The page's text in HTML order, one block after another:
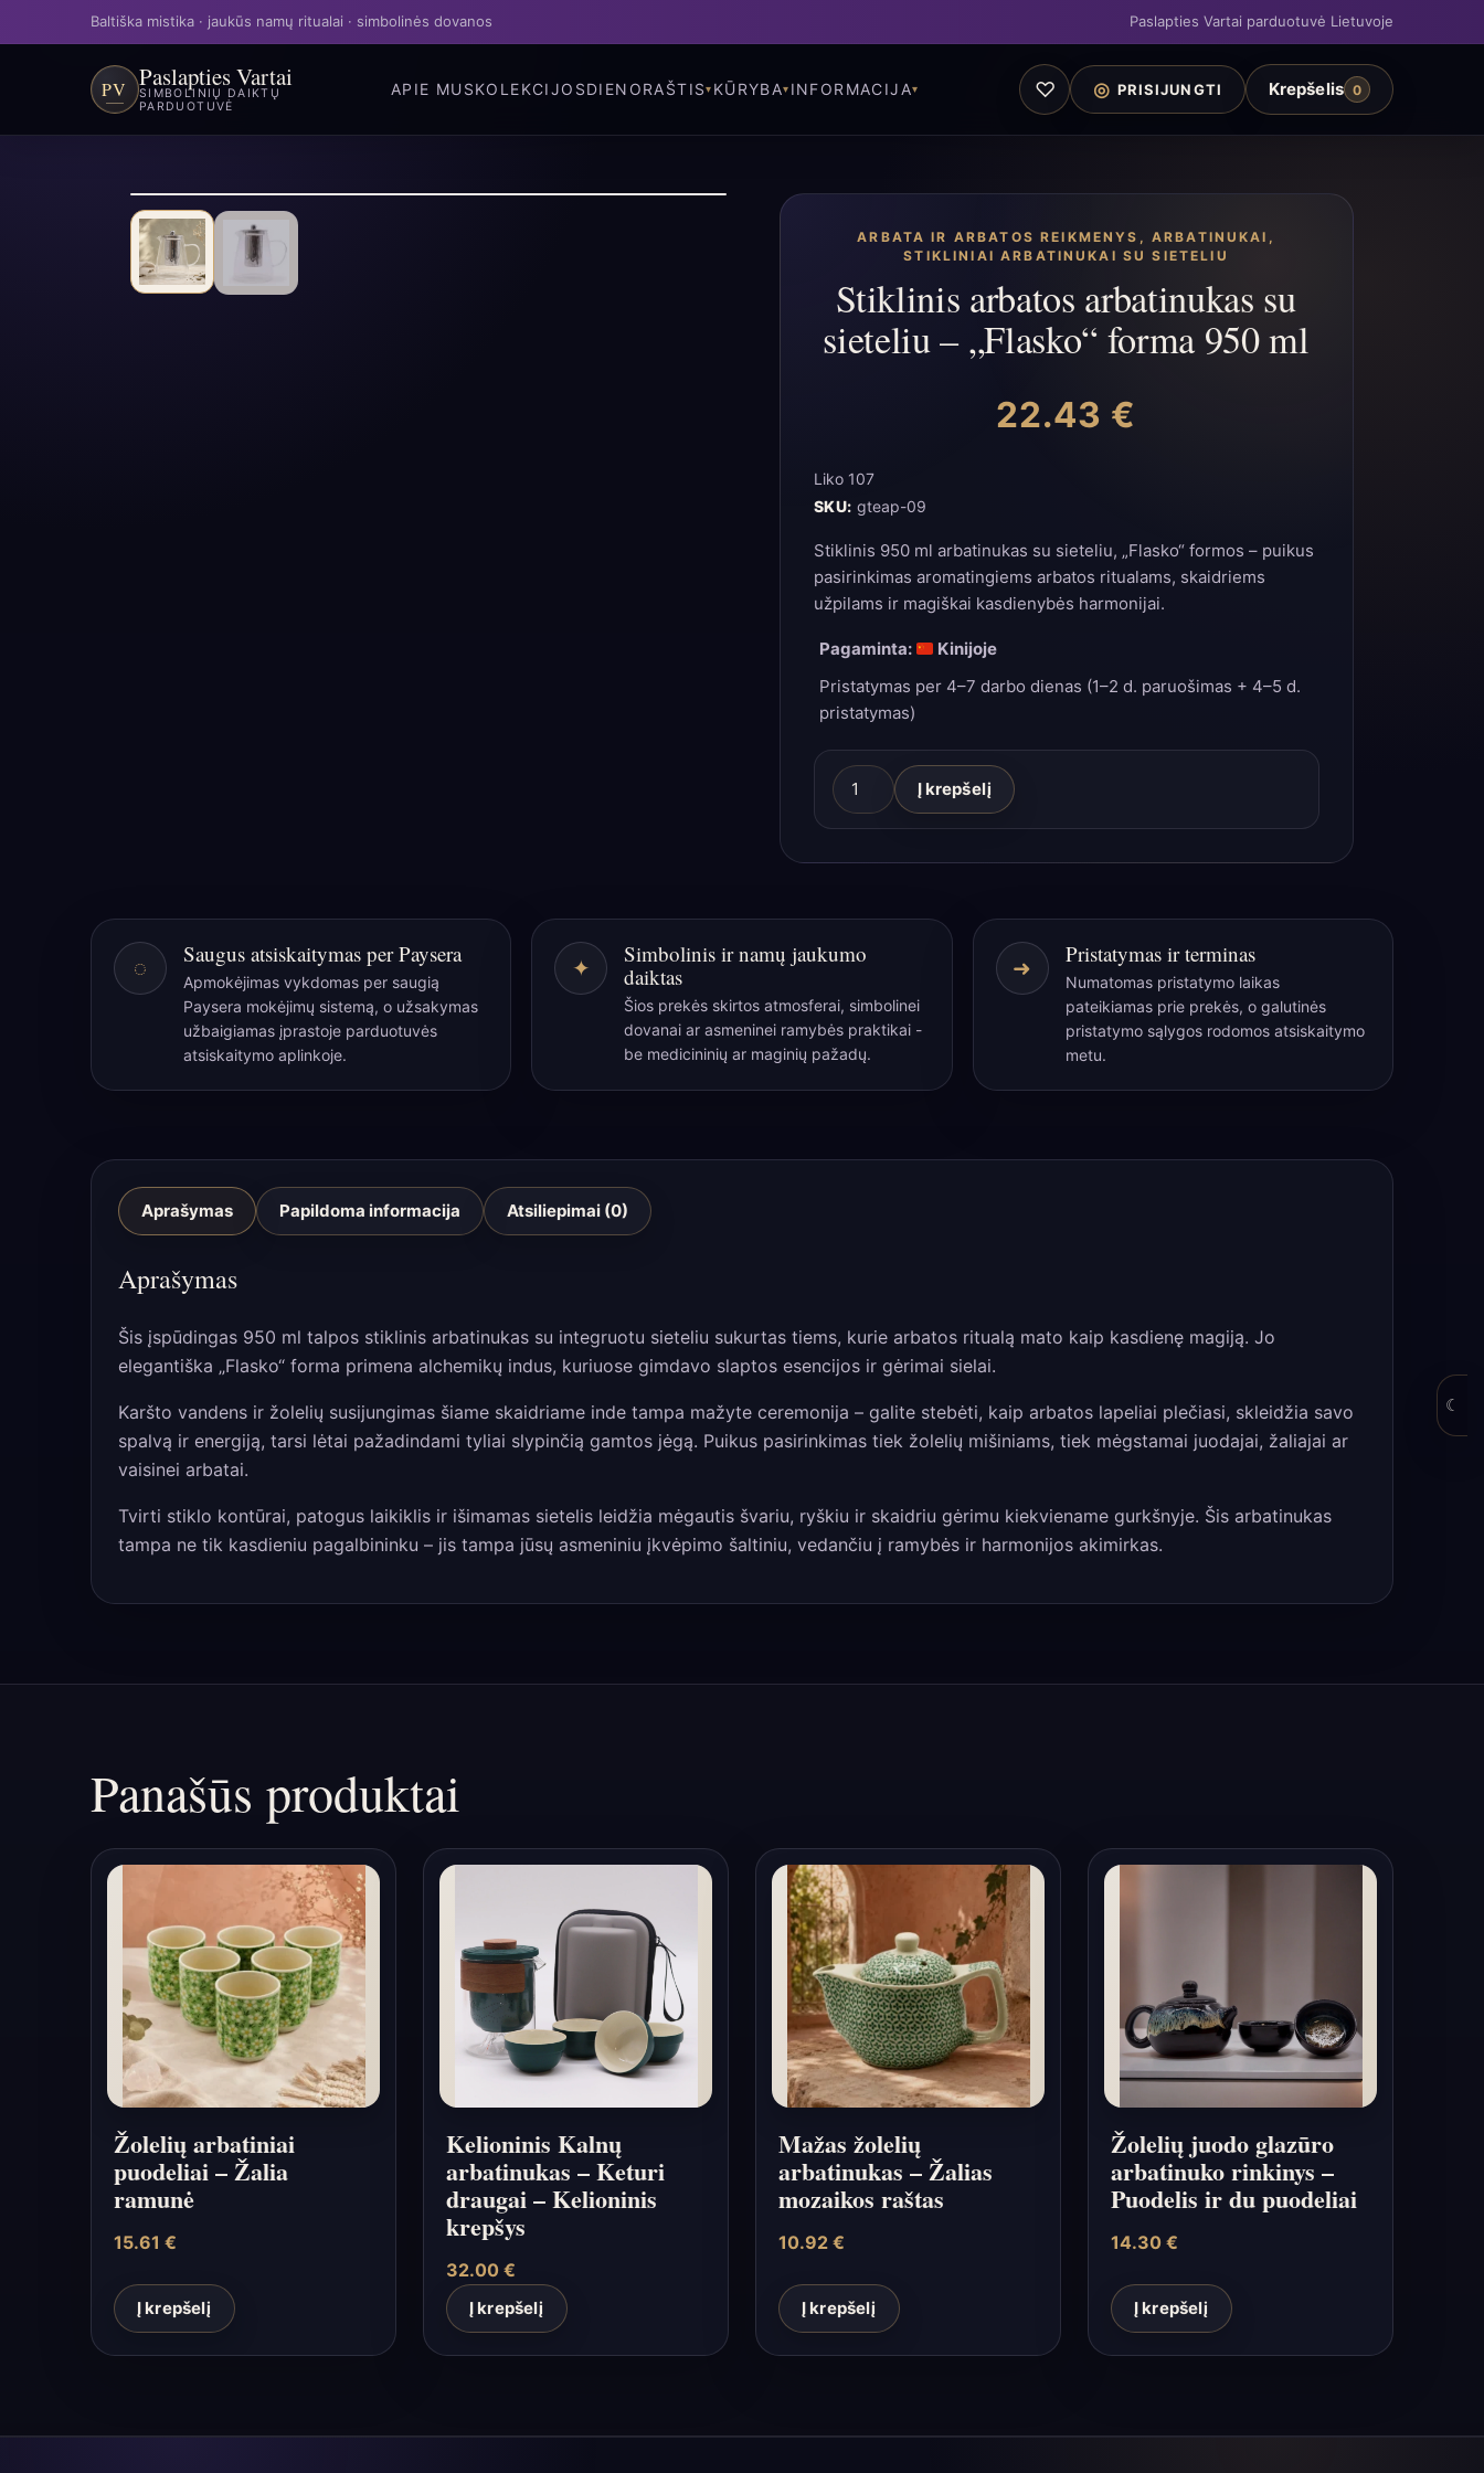
Baltiška mistika · jaukūs namų ritualai · simbolinės dovanos Paslapties Vartai parduotuvė Lietuvoje
PV Paslapties Vartai
SIMBOLINIŲ DAIKTŲ
PARDUOTUVĖ
APIE MUSKOLEKCIJOSDIENORAŠTIS KŪRYBA INFORMACIJA ♡ ◎ PRISIJUNGTI Krepšelis 0
ARBATA IR ARBATOS REIKMENYS , ARBATINUKAI ,
STIKLINIAI ARBATINUKAI SU SIETELIU
Stiklinis arbatos arbatinukas su
sieteliu – „Flasko“ forma 950 ml
22.43 €
Liko 107
SKU: gteap-09
Stiklinis 950 ml arbatinukas su sieteliu, „Flasko“ formos – puikus
pasirinkimas aromatingiems arbatos ritualams, skaidriems
užpilams ir magiškai kasdienybės harmonijai.
Pagaminta:
Kinijoje
Pristatymas per 4–7 darbo dienas (1–2 d. paruošimas + 4–5 d.
pristatymas)
produkto
kiekis:
Stiklinis
arbatos
su
sieteliu
„Flasko“
forma
950
ml
Į krepšelį
◌
Saugus atsiskaitymas per Paysera
Apmokėjimas vykdomas per saugią
Paysera mokėjimų sistemą, o užsakymas
užbaigiamas įprastoje parduotuvės
atsiskaitymo aplinkoje.
✦
Simbolinis ir namų jaukumo
daiktas
Šios prekės skirtos atmosferai, simbolinei
dovanai ar asmeninei ramybės praktikai -
be medicininių ar maginių pažadų.
➜
Pristatymas ir terminas
Numatomas pristatymo laikas
pateikiamas prie prekės, o galutinės
pristatymo sąlygos rodomos atsiskaitymo
metu.
Aprašymas Papildoma informacija Atsiliepimai (0)
Aprašymas
Šis įspūdingas 950 ml talpos stiklinis arbatinukas su integruotu sieteliu sukurtas tiems, kurie arbatos ritualą mato kaip kasdienę magiją. Jo
elegantiška „Flasko“ forma primena alchemikų indus, kuriuose gimdavo slaptos esencijos ir gėrimai sielai.
Karšto vandens ir žolelių susijungimas šiame skaidriame inde tampa mažyte ceremonija – galite stebėti, kaip arbatos lapeliai plečiasi, skleidžia savo
spalvą ir energiją, tarsi lėtai pažadindami tyliai slypinčią gamtos jėgą. Puikus pasirinkimas tiek žolelių mišiniams, tiek mėgstamai juodajai, žaliajai ar
vaisinei arbatai.
Tvirti stiklo kontūrai, patogus laikiklis ir išimamas sietelis leidžia mėgautis švariu, ryškiu ir skaidriu gėrimu kiekviename gurkšnyje. Šis arbatinukas
tampa ne tik kasdieniu pagalbininku – jis tampa jūsų asmeniniu įkvėpimo šaltiniu, vedančiu į ramybės ir harmonijos akimirkas.
Panašūs produktai
Žolelių arbatiniai
puodeliai – Žalia
ramunė
15.61 €
Į krepšelį
Kelioninis Kalnų
arbatinukas – Keturi
draugai – Kelioninis
krepšys
32.00 €
Į krepšelį
Mažas žolelių
arbatinukas – Žalias
mozaikos raštas
10.92 €
Į krepšelį
Žolelių juodo glazūro
arbatinuko rinkinys –
Puodelis ir du puodeliai
14.30 €
Į krepšelį
☾